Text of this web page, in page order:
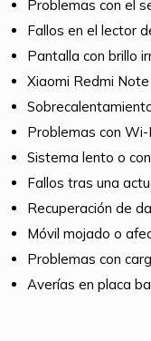
Problemas con el
Fallos en el lector
Pantalla con brillo
Xiaomi Redmi
Problemas con
Sistema lento o
Fallos tras una
Recuperación de
Móvil mojado o
Problemas con
Averías en placa